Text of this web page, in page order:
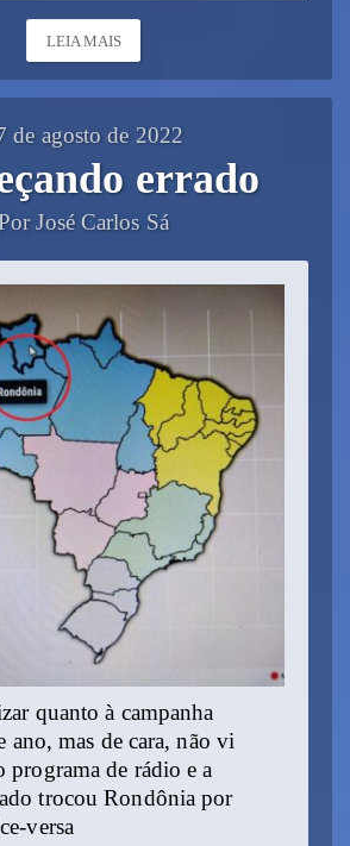
LEIA MAIS
de agosto de 2022
errado
José Carlos Sá
quanto à campanha
ano, mas de cara, não vi
programa de rádio e a
trocou Rondônia por
versa